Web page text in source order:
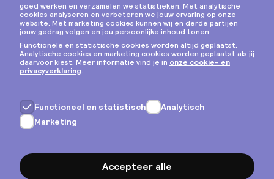
Privacy & cookies
Algemene voorwaarden